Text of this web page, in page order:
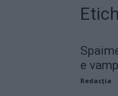
e
Redacţia